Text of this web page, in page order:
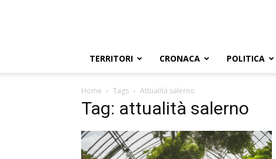
TERRITORI CRONACA POLITICA
Home Tags Attualità salerno
Tag: attualità salerno